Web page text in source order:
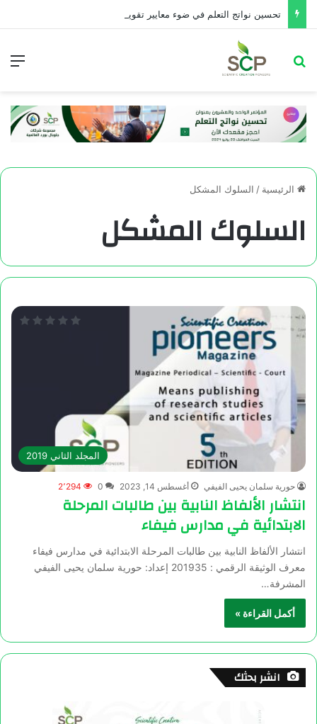
تحسین نواتج التعلم في ضوء معايير تقويم الأداء التربوي
الرئيسية / السلوك المشكل
السلوك المشكل
المجلد الثاني 2019
حورية سلمان يحيى الفيفي أغسطس 14, 2023 0 2٬294
انتشار الألفاظ النابية بين طالبات المرحلة
الابتدائية في مدارس فيفاء
انتشار الألفاظ النابية بين طالبات المرحلة الابتدائية في مدارس فيفاء
معرف الوثيقة الرقمي : 201935 إعداد: حورية سلمان يحيى الفيفي
المشرفة…
أكمل القراءة »
انشر بحثك